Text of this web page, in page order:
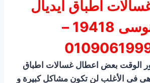
اطباق ايديال
زانوسى 19418 –
الوقت بعض اعطال غسالات اطباق
هى فى الأغلب لن تكون مشاكل كبيرة و